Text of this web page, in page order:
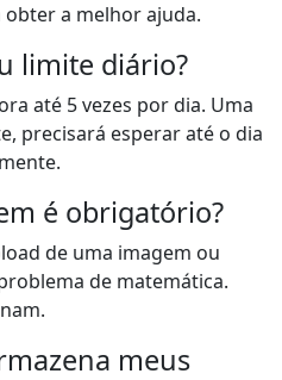
a melhor ajuda.
limite diário?
até 5 vezes por dia. Uma
precisará esperar até o dia
é obrigatório?
de uma imagem ou
de matemática.
meus